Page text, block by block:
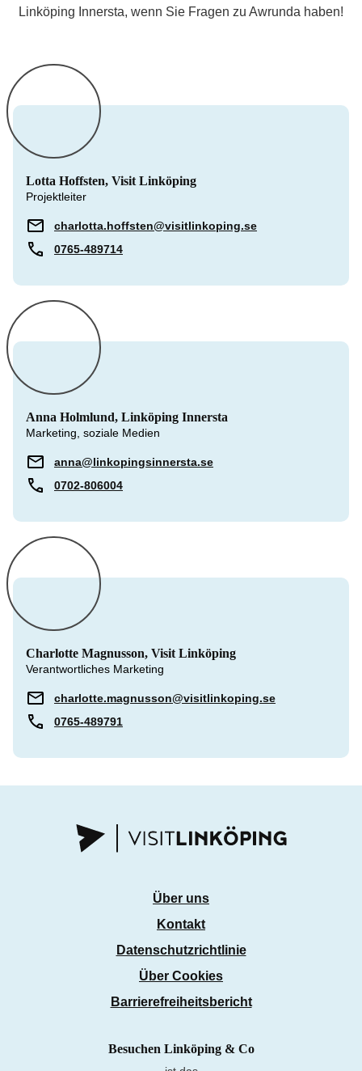
Linköping Innersta, wenn Sie Fragen zu Awrunda haben!
Lotta Hoffsten, Visit Linköping
Projektleiter
charlotta.hoffsten@visitlinkoping.se
0765-489714
Anna Holmlund, Linköping Innersta
Marketing, soziale Medien
anna@linkopingsinnersta.se
0702-806004
Charlotte Magnusson, Visit Linköping
Verantwortliches Marketing
charlotte.magnusson@visitlinkoping.se
0765-489791
Über uns
Kontakt
Datenschutzrichtlinie
Über Cookies
Barrierefreiheitsbericht
Besuchen Linköping & Co